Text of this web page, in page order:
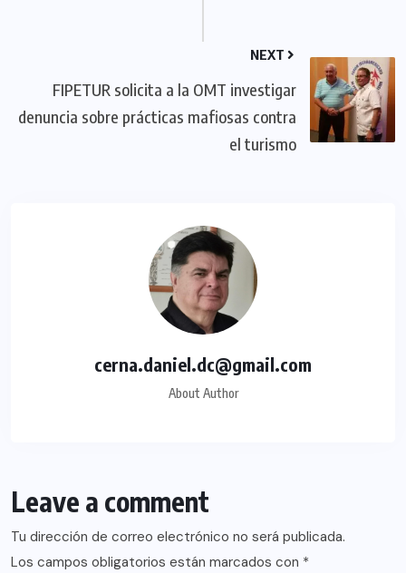
NEXT
FIPETUR solicita a la OMT investigar
denuncia sobre prácticas mafiosas contra
el turismo
cerna.daniel.dc@gmail.com
About Author
Leave a comment
Tu dirección de correo electrónico no será publicada.
Los campos obligatorios están marcados con *